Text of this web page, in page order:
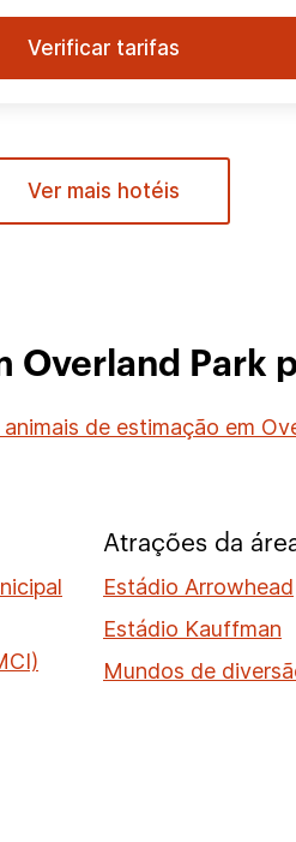
Verificar tarifas
Ver mais hotéis
Overland Park
de estimação em
Atrações da
Estádio Arrowhead
Estádio Kauffman
Mundos de